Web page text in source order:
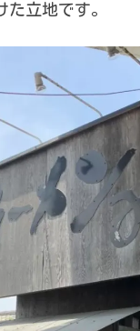
立地です。